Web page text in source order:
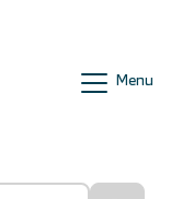
Menu